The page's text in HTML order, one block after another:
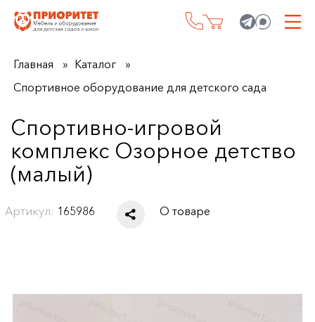
Главная
Каталог
Спортивное оборудование для детского сада
Спортивно-игровой
комплекс Озорное детство
(малый)
Артикул: 165986 О товаре